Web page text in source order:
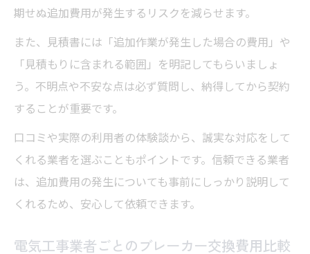
期せぬ追加費用が発生するリスクを減らせます。
また、見積書には「追加作業が発生した場合の費用」や
「見積もりに含まれる範囲」を明記してもらいましょ
う。不明点や不安な点は必ず質問し、納得してから契約
することが重要です。
口コミや実際の利用者の体験談から、誠実な対応をして
くれる業者を選ぶこともポイントです。信頼できる業者
は、追加費用の発生についても事前にしっかり説明して
くれるため、安心して依頼できます。
電気工事業者ごとのブレーカー交換費用比較